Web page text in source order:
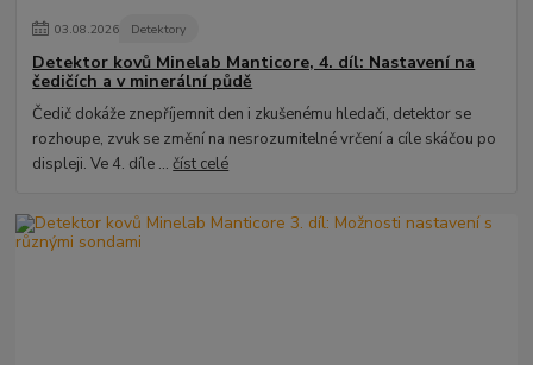
03.08.2026 Detektory
Detektor kovů Minelab Manticore, 4. díl: Nastavení na
čedičích a v minerální půdě
Čedič dokáže znepříjemnit den i zkušenému hledači, detektor se
rozhoupe, zvuk se změní na nesrozumitelné vrčení a cíle skáčou po
displeji. Ve 4. díle ...číst celé